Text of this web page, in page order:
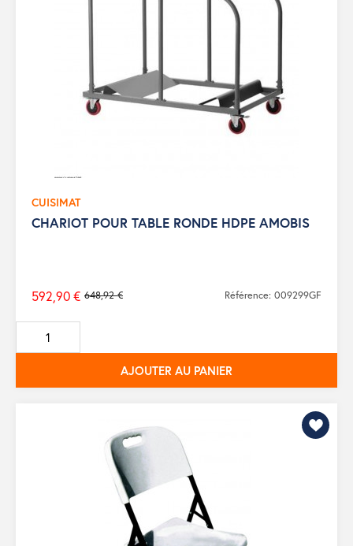
CUISIMAT
CHARIOT POUR TABLE RONDE HDPE AMOBIS
Prix
de
base
648,92 €
592,90 € Référence: 009299GF
AJOUTER AU PANIER